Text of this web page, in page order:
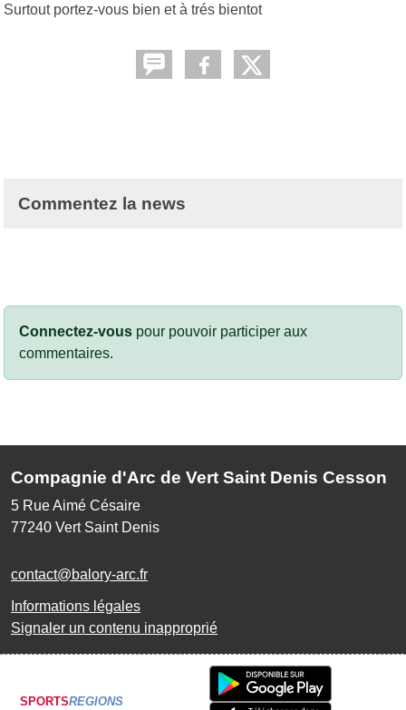
Surtout portez-vous bien et à trés bientot
Commentez la news
Connectez-vous pour pouvoir participer aux
commentaires.
Compagnie d'Arc de Vert Saint Denis Cesson
5 Rue Aimé Césaire
77240 Vert Saint Denis
contact@balory-arc.fr
Informations légales
Signaler un contenu inapproprié
SPORTSREGIONS